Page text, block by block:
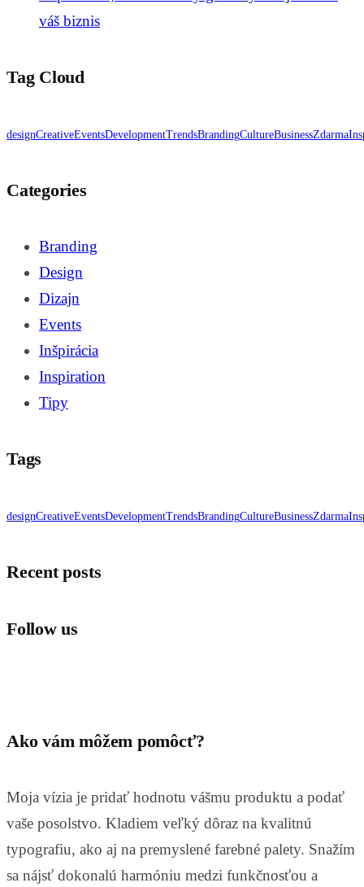
váš biznis
Tag Cloud
designCreativeEventsDevelopmentTrendsBrandingCultureBusinessZdarma
Categories
Branding
Design
Dizajn
Events
Inšpirácia
Inspiration
Tipy
Tags
designCreativeEventsDevelopmentTrendsBrandingCultureBusinessZdarma
Recent posts
Follow us
Ako vám môžem pomôcť?
Moja vízia je pridať hodnotu vášmu produktu a podať
vaše posolstvo. Kladiem veľký dôraz na kvalitnú
typografiu, ako aj na premyslené farebné palety. Snažím
sa nájsť dokonalú harmóniu medzi funkčnosťou a